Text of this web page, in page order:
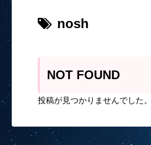
nosh
NOT FOUND
投稿が見つかりませんでした。